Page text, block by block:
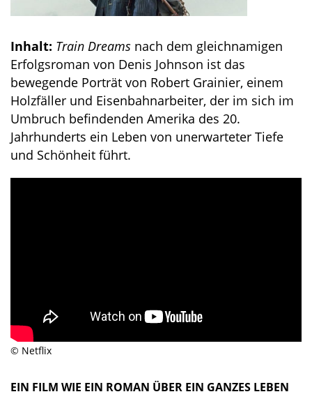
Inhalt: Train Dreams nach dem gleichnamigen
Erfolgsroman von Denis Johnson ist das
bewegende Porträt von Robert Grainier, einem
Holzfäller und Eisenbahnarbeiter, der im sich im
Umbruch befindenden Amerika des 20.
Jahrhunderts ein Leben von unerwarteter Tiefe
und Schönheit führt.
© Netflix
EIN FILM WIE EIN ROMAN ÜBER EIN GANZES LEBEN